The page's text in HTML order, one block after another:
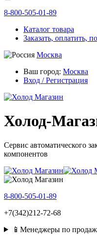
8-800-505-01-89
Каталог товара
Заказать, оплатить,
Москва
Ваш город: Москва
Вход / Регистрация
Холод-
Сервис автоматического
компонентов
8-800-505-01-89
+7(342)212-72-68
📱Менеджеры по